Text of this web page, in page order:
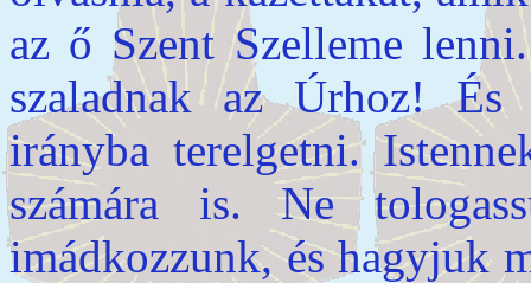
az ő Szent Szelleme
szaladnak az Úrhoz!
irányba terelgetni.
számára is. Ne
imádkozzunk, és hagyjuk